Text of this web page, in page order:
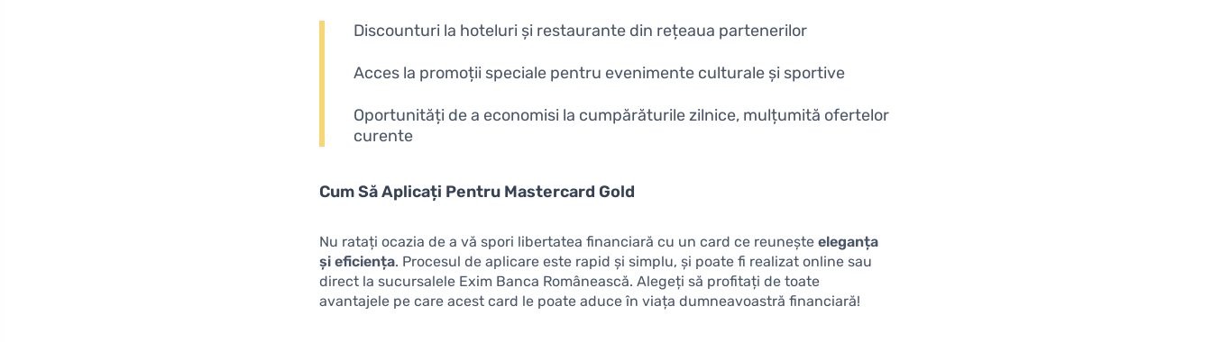
Discounturi la hoteluri și restaurante din rețeaua partenerilor
Acces la promoții speciale pentru evenimente culturale și sportive
Oportunități de a economisi la cumpărăturile zilnice, mulțumită ofertelor
curente
Cum Să Aplicați Pentru Mastercard Gold
Nu ratați ocazia de a vă spori libertatea financiară cu un card ce reuneșteeleganța
și eficiența. Procesul de aplicare este rapid și simplu, și poate fi realizat online sau
direct la sucursalele Exim Banca Românească. Alegeți să profitați de toate
avantajele pe care acest card le poate aduce în viața dumneavoastră financiară!